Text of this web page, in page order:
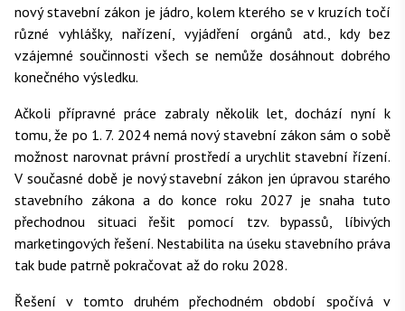
nový stavební zákon je jádro, kolem kterého se v kruzích točí
různé vyhlášky, nařízení, vyjádření orgánů atd., kdy bez
vzájemné součinnosti všech se nemůže dosáhnout dobrého
konečného výsledku.
Ačkoli přípravné práce zabraly několik let, dochází nyní k
tomu, že po 1. 7. 2024 nemá nový stavební zákon sám o sobě
možnost narovnat právní prostředí a urychlit stavební řízení.
V současné době je nový stavební zákon jen úpravou starého
stavebního zákona a do konce roku 2027 je snaha tuto
přechodnou situaci řešit pomocí tzv. bypassů, líbivých
marketingových řešení. Nestabilita na úseku stavebního práva
tak bude patrně pokračovat až do roku 2028.
Řešení v tomto druhém přechodném období spočívá v